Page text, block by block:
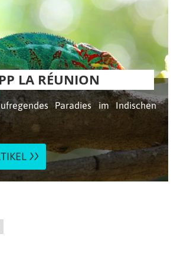
LA RÉUNION
Paradies im Indischen